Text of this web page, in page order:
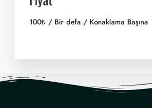
100₺ / Bir defa / Konaklama Başına